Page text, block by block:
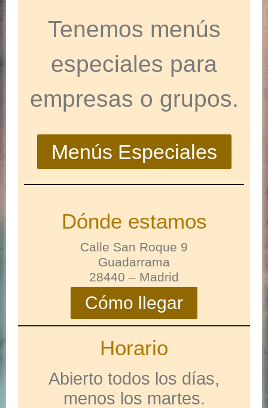
Tenemos menús
especiales para
empresas o grupos.
Menús Especiales
Dónde estamos
Calle San Roque 9
Guadarrama
28440 – Madrid
Cómo llegar
Horario
Abierto todos los días,
menos los martes.